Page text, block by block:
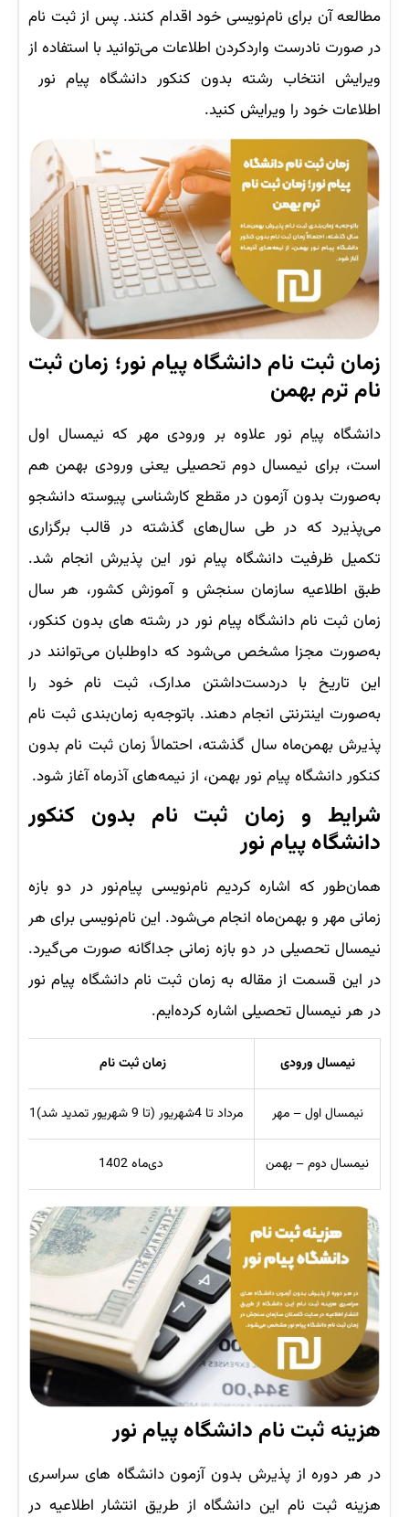
مطالعه آن برای نام‌نویسی خود اقدام کنند. پس از ثبت نام
در صورت نادرست واردکردن اطلاعات می‌توانید با استفاده از
ویرایش انتخاب رشته بدون کنکور دانشگاه پیام نور
اطلاعات خود را ویرایش کنید.
زمان ثبت نام دانشگاه پیام نور؛ زمان ثبت
نام ترم بهمن
دانشگاه پیام نور علاوه بر ورودی مهر که نیمسال اول
است، برای نیمسال دوم تحصیلی یعنی ورودی بهمن هم
به‌صورت بدون آزمون در مقطع کارشناسی پیوسته دانشجو
می‌پذیرد که در طی سال‌های گذشته در قالب برگزاری
تکمیل ظرفیت دانشگاه پیام نور این پذیرش انجام شد.
طبق اطلاعیه سازمان سنجش و آموزش کشور، هر سال
زمان ثبت نام دانشگاه پیام نور در رشته های بدون کنکور،
به‌صورت مجزا مشخص می‌شود که داوطلبان می‌توانند در
این تاریخ با دردست‌داشتن مدارک، ثبت نام خود را
به‌صورت اینترنتی انجام دهند. باتوجه‌به زمان‌بندی ثبت نام
پذیرش بهمن‌ماه سال گذشته، احتمالاً زمان ثبت نام بدون
کنکور دانشگاه پیام نور بهمن، از نیمه‌های آذرماه آغاز ‌شود.
شرایط و زمان ثبت نام بدون کنکور
دانشگاه پیام نور
همان‌طور که اشاره کردیم نام‌نویسی پیام‌نور در دو بازه
زمانی مهر و بهمن‌ماه انجام می‌شود. این نام‌نویسی برای هر
نیمسال تحصیلی در دو بازه زمانی جداگانه صورت می‌گیرد.
در این قسمت از مقاله به زمان ثبت نام دانشگاه پیام نور
در هر نیمسال تحصیلی اشاره کرده‌ایم.
نیمسال ورودی زمان ثبت نام
نیمسال اول – مهر مرداد تا 4شهریور (تا 9 شهریور تمدید شد)31
نیمسال دوم – بهمن دی‌ماه 1402
هزینه ثبت نام دانشگاه پیام نور
در هر دوره از پذیرش بدون آزمون دانشگاه های سراسری
هزینه ثبت نام این دانشگاه از طریق انتشار اطلاعیه در